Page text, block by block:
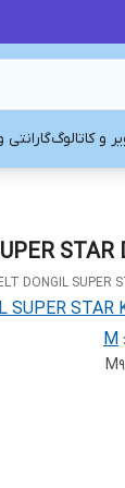
و کاتالوگگارانتی
STAR
DONGIL SUPER
SUPER STAR
:
M